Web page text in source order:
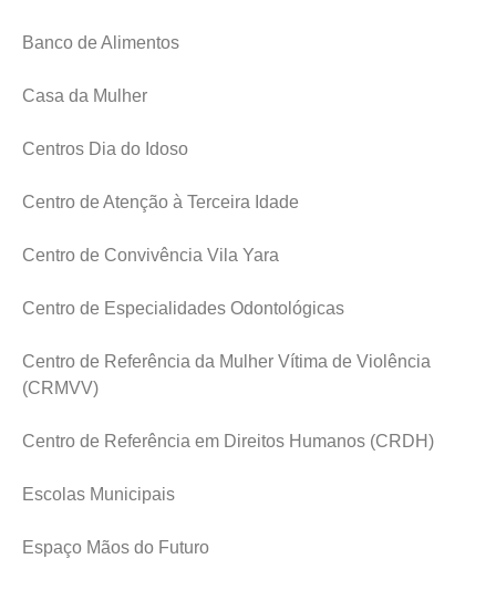
Banco de Alimentos
Casa da Mulher
Centros Dia do Idoso
Centro de Atenção à Terceira Idade
Centro de Convivência Vila Yara
Centro de Especialidades Odontológicas
Centro de Referência da Mulher Vítima de Violência
(CRMVV)
Centro de Referência em Direitos Humanos (CRDH)
Escolas Municipais
Espaço Mãos do Futuro